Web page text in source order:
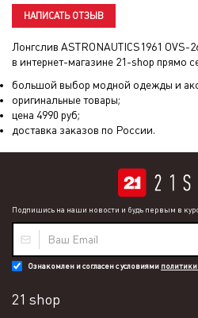
НАПИСАТЬ ОТЗЫВ
Лонгслив ASTRONAUTICS1961 OVS-
в интернет-магазине 21-shop прямо
большой выбор модной одежды и
оригинальные товары;
цена 4990 руб;
доставка заказов по России.
Подпишись на наши новости и будь первым в
Ознакомлен и согласен с условиями
21 shop